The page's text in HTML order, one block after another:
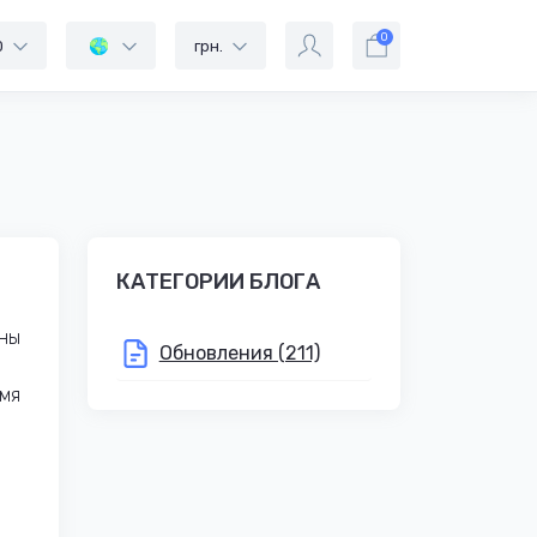
грн. 0
КАТЕГОРИИ БЛОГА
Обновления (211)